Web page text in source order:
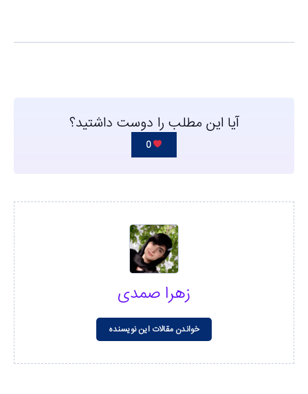
آیا این مطلب را دوست داشتید؟
0
زهرا صمدی
خواندن مقالات این نویسنده